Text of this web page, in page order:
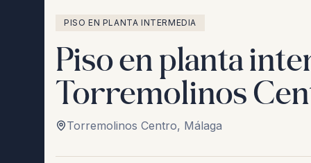
PISO EN PLANTA INTERMEDIA
Piso en planta
Torremolinos
Torremolinos Centro, Málaga